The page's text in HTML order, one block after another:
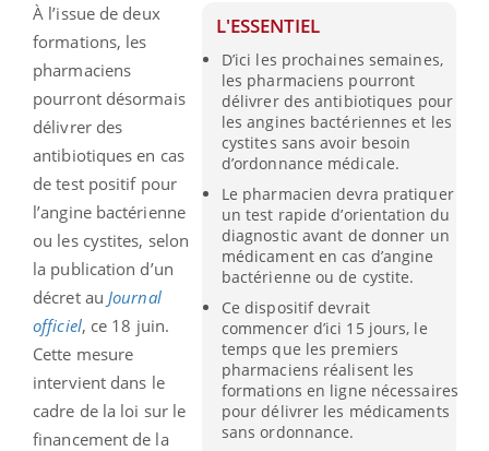
L'ESSENTIEL
D’ici les prochaines semaines,
les pharmaciens pourront
délivrer des antibiotiques pour
les angines bactériennes et les
cystites sans avoir besoin
d’ordonnance médicale.
Le pharmacien devra pratiquer
un test rapide d’orientation du
diagnostic avant de donner un
médicament en cas d’angine
bactérienne ou de cystite.
Ce dispositif devrait
commencer d’ici 15 jours, le
temps que les premiers
pharmaciens réalisent les
formations en ligne nécessaires
pour délivrer les médicaments
sans ordonnance.
À l’issue de deux
formations, les
pharmaciens
pourront désormais
délivrer des
antibiotiques en cas
de test positif pour
l’angine bactérienne
ou les cystites, selon
la publication d’un
décret au Journal
officiel, ce 18 juin.
Cette mesure
intervient dans le
cadre de la loi sur le
financement de la